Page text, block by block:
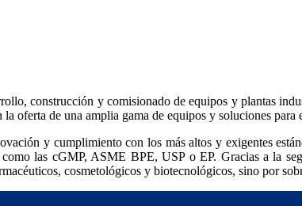
construcción y comisionado de equipos y plantas
oferta de una amplia gama de equipos y soluciones para
y cumplimiento con los más altos y exigentes
las cGMP, ASME BPE, USP o EP. Gracias a la
cosmetológicos y biotecnológicos, sino por